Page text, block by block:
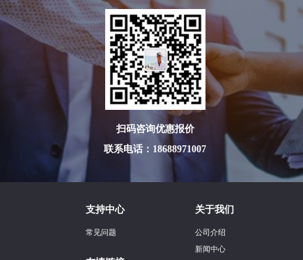
扫码咨询优惠报价
联系电话：18688971007
支持中心
常见问题
关于我们
公司介绍
新闻中心